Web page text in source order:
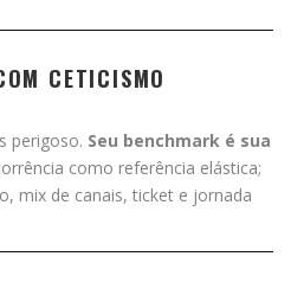
CETICISMO
perigoso. Seu benchmark é sua
como referência elástica;
mix de canais, ticket e jornada